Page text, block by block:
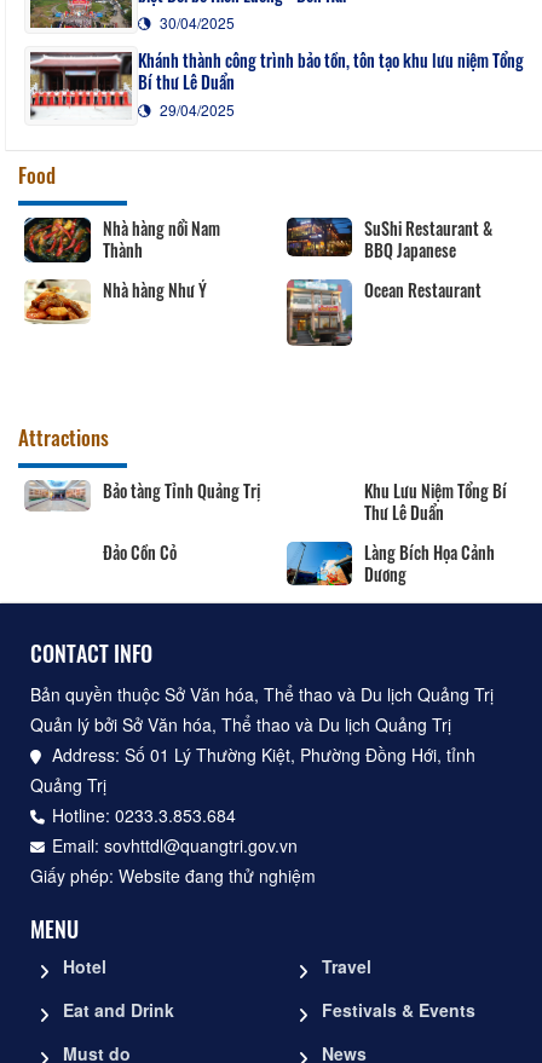
30/04/2025
Khánh thành công trình bảo tồn, tôn tạo khu lưu niệm Tổng
Bí thư Lê Duẩn
29/04/2025
Food
Nhà hàng nổi Nam
Thành
SuShi Restaurant &
BBQ Japanese
Nhà hàng Như Ý
Ocean Restaurant
Attractions
Bảo tàng Tỉnh Quảng Trị
Khu Lưu Niệm Tổng Bí
Thư Lê Duẩn
Đảo Cồn Cỏ
Làng Bích Họa Cảnh
Dương
CONTACT INFO
Bản quyền thuộc Sở Văn hóa, Thể thao và Du lịch Quảng Trị
Quản lý bởi Sở Văn hóa, Thể thao và Du lịch Quảng Trị
Address: Số 01 Lý Thường Kiệt, Phường Đồng Hới, tỉnh
Quảng Trị
Hotline: 0233.3.853.684
Email: sovhttdl@quangtri.gov.vn
Giấy phép: Website đang thử nghiệm
MENU
Hotel
Eat and Drink
Must do
Travel
Festivals & Events
News